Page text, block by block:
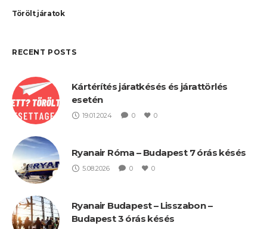
Törölt járatok
RECENT POSTS
Kártérítés járatkésés és járattörlés
esetén
19.01.2024 0 0
Ryanair Róma – Budapest 7 órás késés
5.08.2026 0 0
Ryanair Budapest – Lisszabon –
Budapest 3 órás késés